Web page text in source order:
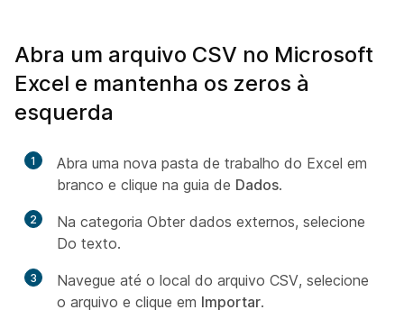
Abra um arquivo CSV no Microsoft
Excel e mantenha os zeros à
esquerda
1
Abra uma nova pasta de trabalho do Excel em
branco e clique na guia de Dados.
2
Na categoria Obter dados externos, selecione
Do texto.
3
Navegue até o local do arquivo CSV, selecione
o arquivo e clique em Importar.